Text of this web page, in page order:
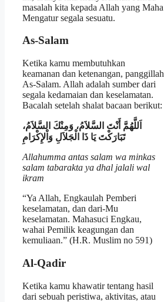
masalah kita kepada Allah yang Maha
Mengatur segala sesuatu.
As-Salam
Ketika kamu membutuhkan
keamanan dan ketenangan, panggillah
As-Salam. Allah adalah sumber dari
segala kedamaian dan keselamatan.
Bacalah setelah shalat bacaan berikut:
اَللَّهُمَّ أَنْتَ السَّلاَمُ، وَمِنْكَ السَّلاَمُ،
تَبَارَكْتَ يَا ذَا الْجَلاَلِ وَاْلإِكْرَامِ
Allahumma antas salam wa minkas
salam tabarakta ya dhal jalali wal
ikram
“Ya Allah, Engkaulah Pemberi
keselamatan, dan dari-Mu
keselamatan. Mahasuci Engkau,
wahai Pemilik keagungan dan
kemuliaan.” (H.R. Muslim no 591)
Al-Qadir
Ketika kamu khawatir tentang hasil
dari sebuah peristiwa, aktivitas, atau